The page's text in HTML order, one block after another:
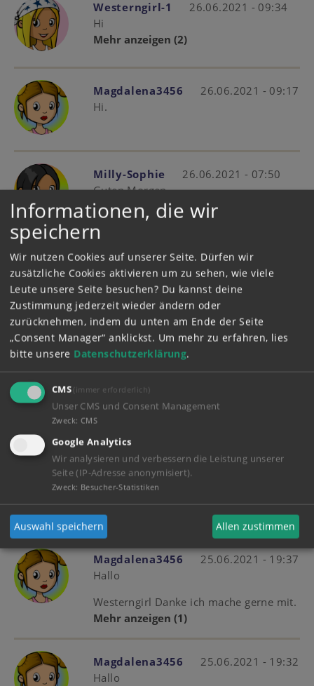
Westerngirl-1
26.06.2021 - 09:34
Hi
Mehr anzeigen (2)
Magdalena3456
26.06.2021 - 09:17
Hi.
Milly-Sophie
26.06.2021 - 07:50
Guten Morgen
Magdalena3456
25.06.2021 - 21:02
Juchu ! Freue mich mitzumachen Danke
Westerngirl .
Westerngirl-1
25.06.2021 - 21:01
Hi
Klararia
EmmyEmil!!
Vielen Dank das du dich gemeldet hast
kannst du mir ein Pferd züchten Araber
Mehr anzeigen
Magdalena3456
25.06.2021 - 19:37
Hallo
Westerngirl Danke ich mache gerne mit.
Mehr anzeigen (1)
Magdalena3456
25.06.2021 - 19:32
Hallo
Informationen, die wir
speichern
Wir nutzen Cookies auf unserer Seite. Dürfen wir
zusätzliche Cookies aktivieren um zu sehen, wie viele
Leute unsere Seite besuchen? Du kannst deine
Zustimmung jederzeit wieder ändern oder
zurücknehmen, indem du unten am Ende der Seite
„Consent Manager“ anklickst. Um mehr zu erfahren, lies
bitte unsere Datenschutzerklärung.
CMS (immer erforderlich)
Unser CMS und Consent Management
Zweck: CMS
Google Analytics
Wir analysieren und verbessern die Leistung unserer
Seite (IP-Adresse anonymisiert).
Zweck: Besucher-Statistiken
Auswahl speichern Allen zustimmen